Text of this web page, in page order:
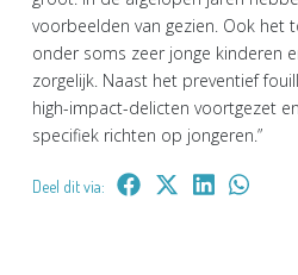
voorbeelden van gezien. Ook het
onder soms zeer jonge kinderen
zorgelijk. Naast het preventief
high-impact-delicten voortgezet
specifiek richten op jongeren.”
Deel dit via: